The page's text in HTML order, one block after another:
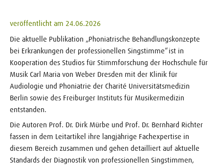
veröffentlicht am 24.06.2026
Die aktuelle Publikation „Phoniatrische Behandlungskonzepte
bei Erkrankungen der professionellen Singstimme“ ist in
Kooperation des Studios für Stimmforschung der Hochschule für
Musik Carl Maria von Weber Dresden mit der Klinik für
Audiologie und Phoniatrie der Charité Universitätsmedizin
Berlin sowie des Freiburger Instituts für Musikermedizin
entstanden.
Die Autoren Prof. Dr. Dirk Mürbe und Prof. Dr. Bernhard Richter
fassen in dem Leitartikel ihre langjährige Fachexpertise in
diesem Bereich zusammen und gehen detailliert auf aktuelle
Standards der Diagnostik von professionellen Singstimmen,